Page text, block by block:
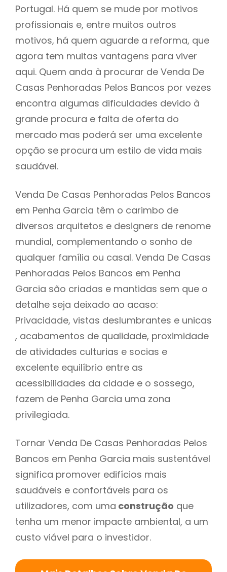
Portugal. Há quem se mude por motivos
profissionais e, entre muitos outros
motivos, há quem aguarde a reforma, que
agora tem muitas vantagens para viver
aqui. Quem anda à procurar de Venda De
Casas Penhoradas Pelos Bancos por vezes
encontra algumas dificuldades devido à
grande procura e falta de oferta do
mercado mas poderá ser uma excelente
opção se procura um estilo de vida mais
saudável.
Venda De Casas Penhoradas Pelos Bancos
em Penha Garcia têm o carimbo de
diversos arquitetos e designers de renome
mundial, complementando o sonho de
qualquer família ou casal. Venda De Casas
Penhoradas Pelos Bancos em Penha
Garcia são criadas e mantidas sem que o
detalhe seja deixado ao acaso:
Privacidade, vistas deslumbrantes e unicas
, acabamentos de qualidade, proximidade
de atividades culturias e socias e
excelente equilíbrio entre as
acessibilidades da cidade e o sossego,
fazem de Penha Garcia uma zona
privilegiada.
Tornar Venda De Casas Penhoradas Pelos
Bancos em Penha Garcia mais sustentável
significa promover edifícios mais
saudáveis e confortáveis para os
utilizadores, com uma construção que
tenha um menor impacte ambiental, a um
custo viável para o investidor.